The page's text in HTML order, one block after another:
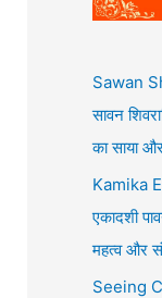
Sawan
सावन
का साया
Kamika
एकादशी
महत्व और
Seeing